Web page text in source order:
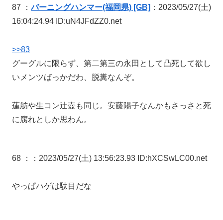
87 ：バーニングハンマー(福岡県) [GB] ：2023/05/27(土)
16:04:24.94 ID:uN4JFdZZ0.net
>>83
グーグルに限らず、第二第三の永田として凸死して欲し
いメンツばっかだわ、脱糞なんぞ。
蓮舫や生コン辻壺も同じ。安藤陽子なんかもさっさと死
に腐れとしか思わん。
68 ： ：2023/05/27(土) 13:56:23.93 ID:hXCSwLC00.net
やっぱハゲは駄目だな